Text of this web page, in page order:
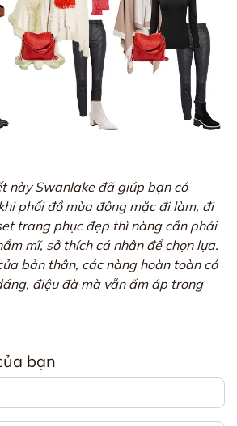
này Swanlake đã giúp bạn có
phối đồ mùa đông mặc đi làm, đi
trang phục đẹp thì nàng cần phải
mĩ, sở thích cá nhân để chọn lựa.
bản thân, các nàng hoàn toàn có
điệu đà mà vẫn ấm áp trong
bạn